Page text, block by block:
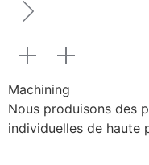
Machining
Nous produisons des
individuelles de haute